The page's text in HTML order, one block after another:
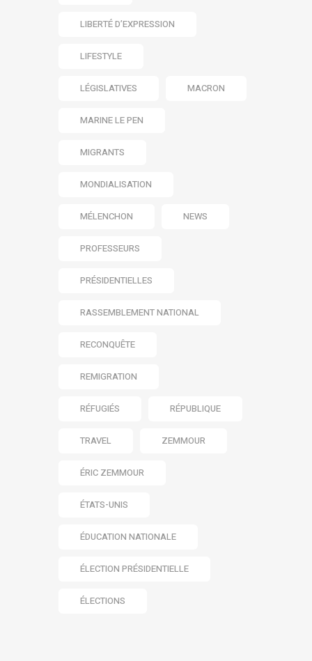
LIBERTÉ D’EXPRESSION
LIFESTYLE
LÉGISLATIVES MACRON
MARINE LE PEN
MIGRANTS
MONDIALISATION
MÉLENCHON NEWS
PROFESSEURS
PRÉSIDENTIELLES
RASSEMBLEMENT NATIONAL
RECONQUÊTE
REMIGRATION
RÉFUGIÉS RÉPUBLIQUE
TRAVEL ZEMMOUR
ÉRIC ZEMMOUR
ÉTATS-UNIS
ÉDUCATION NATIONALE
ÉLECTION PRÉSIDENTIELLE
ÉLECTIONS